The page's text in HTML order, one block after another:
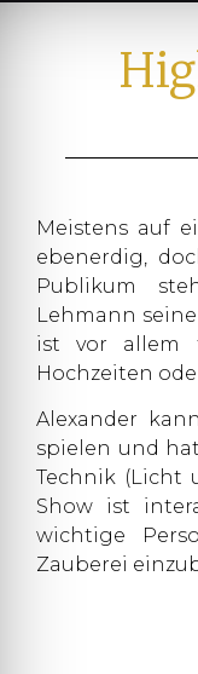
Meistens auf
ebenerdig,
Publikum
Lehmann
ist vor allem
Hochzeiten
Alexander
spielen und
Technik (Licht
Show ist
wichtige
Zauberei